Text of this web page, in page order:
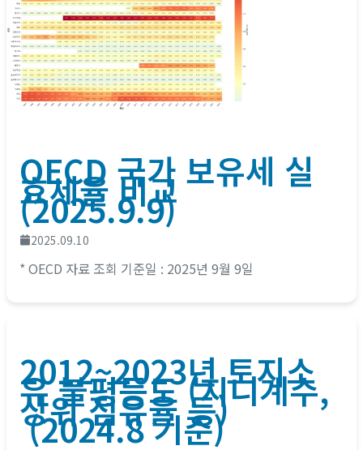
OECD 국가 보유세 실
효세율 비교
(2025.9.9)
2025.09.10
* OECD 자료 조회 기준일 : 2025년 9월 9일
2012~2023년 토지소
유 불평등도 (지니계수,
상위 점유율 등)
(2024.8 기준)